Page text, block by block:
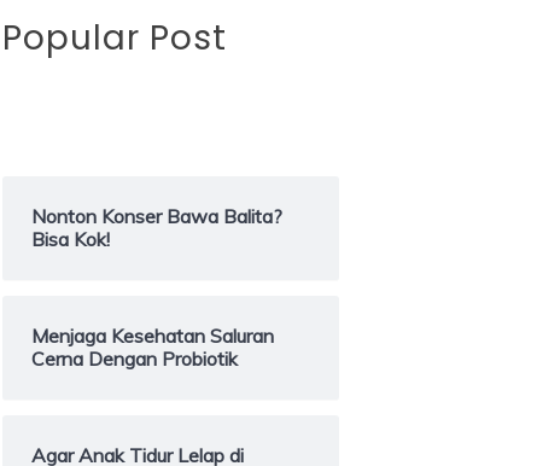
Popular Post
Nonton Konser Bawa Balita?
Bisa Kok!
Menjaga Kesehatan Saluran
Cerna Dengan Probiotik
Agar Anak Tidur Lelap di